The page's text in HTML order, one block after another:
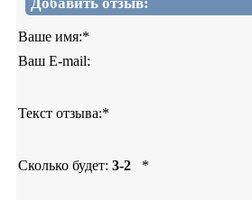
Добавить отзыв:
Ваше имя:*
Ваш E-mail:
Текст отзыва:*
Сколько будет: 3-2 *